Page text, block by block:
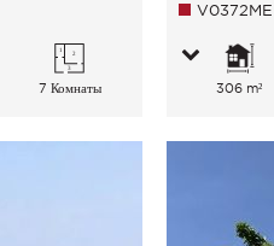
7 Комнаты
V0372ME
306 m²